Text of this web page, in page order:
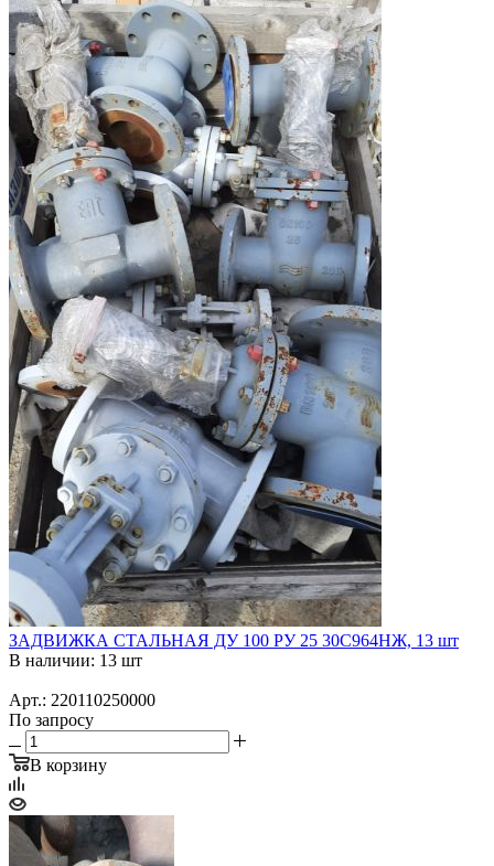
ЗАДВИЖКА СТАЛЬНАЯ ДУ 100 РУ 25 30С964НЖ, 13 шт
В наличии: 13 шт
Арт.: 220110250000
По запросу
В корзину